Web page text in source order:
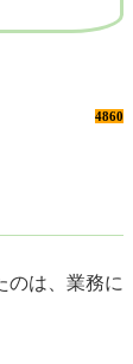
4860
のは、業務に